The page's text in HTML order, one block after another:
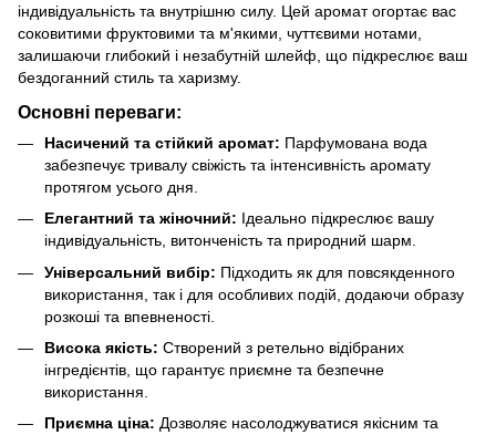
індивідуальність та внутрішню силу. Цей аромат огортає вас
соковитими фруктовими та м'якими, чуттєвими нотами,
залишаючи глибокий і незабутній шлейф, що підкреслює ваш
бездоганний стиль та харизму.
Основні переваги:
Насичений та стійкий аромат: Парфумована вода
забезпечує тривалу свіжість та інтенсивність аромату
протягом усього дня.
Елегантний та жіночний: Ідеально підкреслює вашу
індивідуальність, витонченість та природний шарм.
Універсальний вибір: Підходить як для повсякденного
використання, так і для особливих подій, додаючи образу
розкоші та впевненості.
Висока якість: Створений з ретельно відібраних
інгредієнтів, що гарантує приємне та безпечне
використання.
Приємна ціна: Дозволяє насолоджуватися якісним та